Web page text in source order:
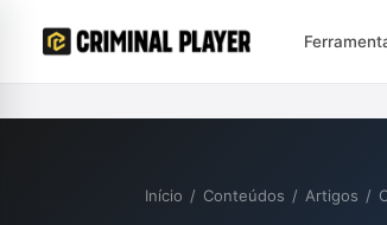
Início / Conteúdos / Artigos /